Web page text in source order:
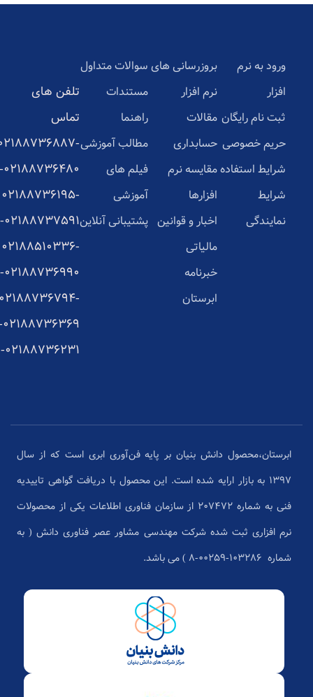
ورود به نرم
افزار
ثبت نام رایگان
حریم خصوصی
شرایط استفاده
شرایط
نمایندگی
بروزرسانی های
نرم افزار
مقالات
حسابداری
مقایسه نرم
افزارها
اخبار و قوانین
مالیاتی
خبرنامه
ابرستان
سوالات متداول
مستندات
راهنما
مطالب آموزشی
فیلم های
آموزشی
پشتیبانی آنلاین
تلفن های
تماس
02188736887-
02188736480-
02188736195-
02188737591-
02188510336-
02188736990-
02188736794-
02188736369-
02188736231-
ابرستان،محصول دانش بنیان بر پایه فن‌آوری ابری است که از سال
1397 به بازار ارایه شده است. این محصول با دریافت گواهی تاییدیه
فنی به شماره 207472 از سازمان فناوری اطلاعات یکی از محصولات
نرم افزاری ثبت شده شرکت مهندسی مشاور عصر فناوری دانش ( به
شماره ۱۰۳۲۸۶-۰۰۲۵۹-۸ ) می باشد.